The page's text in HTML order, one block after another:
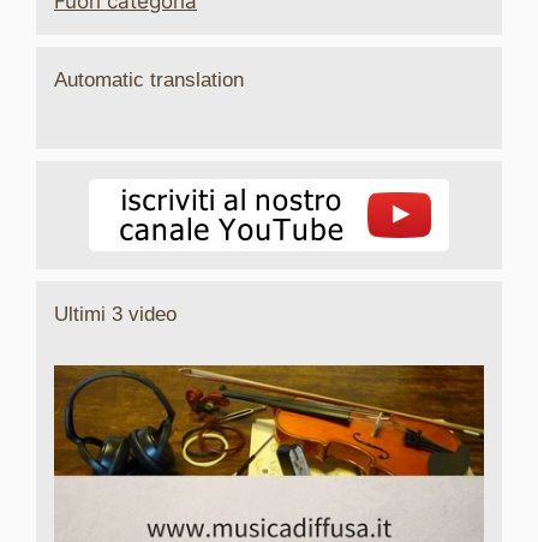
Automatic translation
Ultimi 3 video